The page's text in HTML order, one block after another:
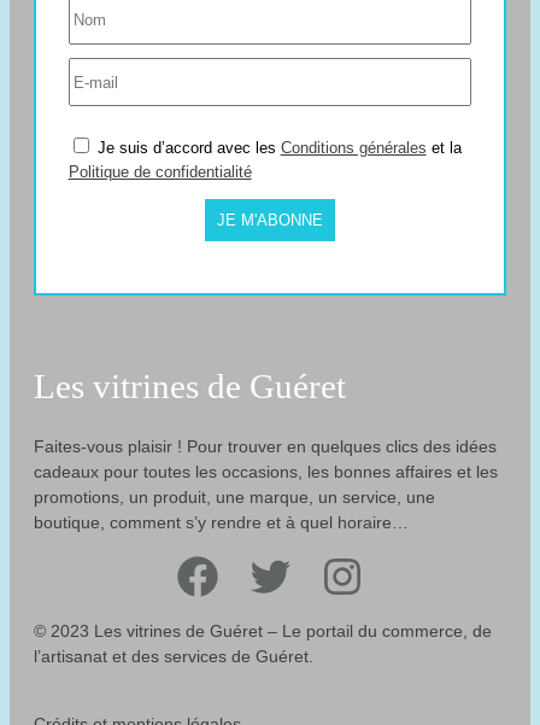
Je suis d’accord avec les Conditions générales et la
Politique de confidentialité
JE M'ABONNE
Les vitrines de Guéret
Faites-vous plaisir ! Pour trouver en quelques clics des idées
cadeaux pour toutes les occasions, les bonnes affaires et les
promotions, un produit, une marque, un service, une
boutique, comment s’y rendre et à quel horaire…
Facebook Twitter Instagram
© 2023 Les vitrines de Guéret – Le portail du commerce, de
l’artisanat et des services de Guéret.